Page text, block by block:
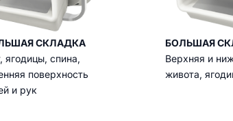
СКЛАДКА
ягодицы, спина,
поверхность
и рук
БОЛЬШАЯ
Верхняя и
живота,